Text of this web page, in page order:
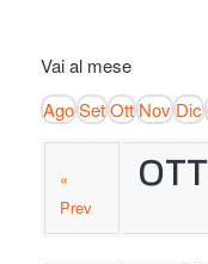
Vai al mese
AgoSetOttNovDic
«
Prev